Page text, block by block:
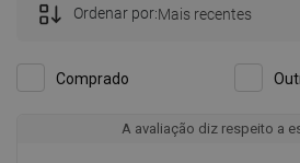
Comprado
Ordenar por:Mais recentes
A avaliação diz respeito a